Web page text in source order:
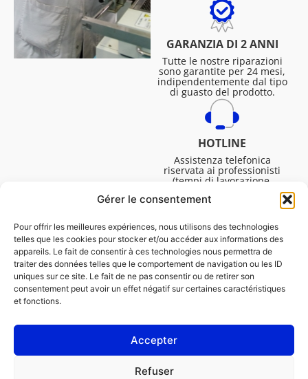
Gérer le consentement
Pour offrir les meilleures expériences, nous utilisons des technologies
telles que les cookies pour stocker et/ou accéder aux informations des
appareils. Le fait de consentir à ces technologies nous permettra de
traiter des données telles que le comportement de navigation ou les ID
uniques sur ce site. Le fait de ne pas consentir ou de retirer son
consentement peut avoir un effet négatif sur certaines caractéristiques
et fonctions.
Accepter
Refuser
GARANZIA DI 2 ANNI
Tutte le nostre riparazioni
sono garantite per 24 mesi,
indipendentemente dal tipo
di guasto del prodotto.
HOTLINE
Assistenza telefonica
riservata ai professionisti
(tempi di lavorazione,
Dal lunedì al venerdì dalle